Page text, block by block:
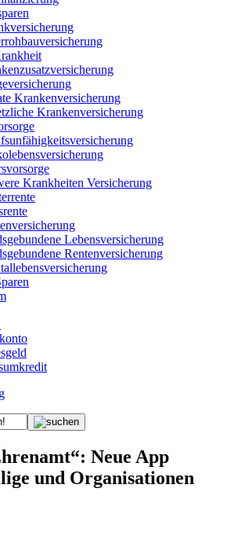
Krankenversicherung
Krankenversicherung
Krankheiten Versicherung
Lebensversicherung
Rentenversicherung
Neue App
und Organisationen